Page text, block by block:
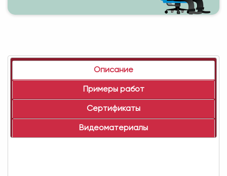
Описание
Примеры работ
Сертификаты
Видеоматериалы